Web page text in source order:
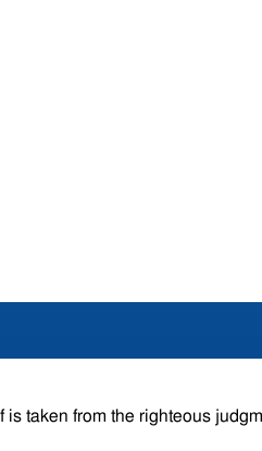
taken from the righteous